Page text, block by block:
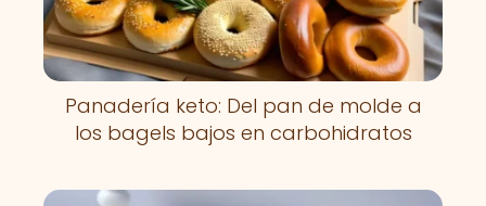
Panadería keto: Del pan de molde a
los bagels bajos en carbohidratos